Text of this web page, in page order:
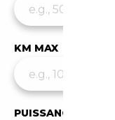
KM MAX
PUISSANCE MIN